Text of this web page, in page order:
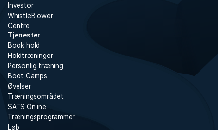
Investor
WhistleBlower
Centre
Tjenester
Book hold
Holdtræninger
Personlig træning
Boot Camps
Øvelser
Træningsområdet
SATS Online
Træningsprogrammer
Løb